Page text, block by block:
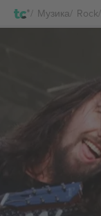
Музика Rock